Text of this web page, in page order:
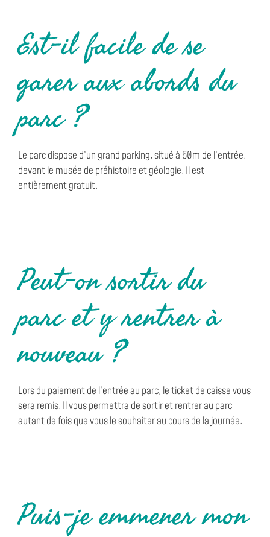
Est-il facile de se
garer aux abords du
parc ?
Le parc dispose d’un grand parking, situé à 50m de l’entrée,
devant le musée de préhistoire et géologie. Il est
entièrement gratuit.
Peut-on sortir du
parc et y rentrer à
nouveau ?
Lors du paiement de l’entrée au parc, le ticket de caisse vous
sera remis. Il vous permettra de sortir et rentrer au parc
autant de fois que vous le souhaiter au cours de la journée.
Puis-je emmener mon